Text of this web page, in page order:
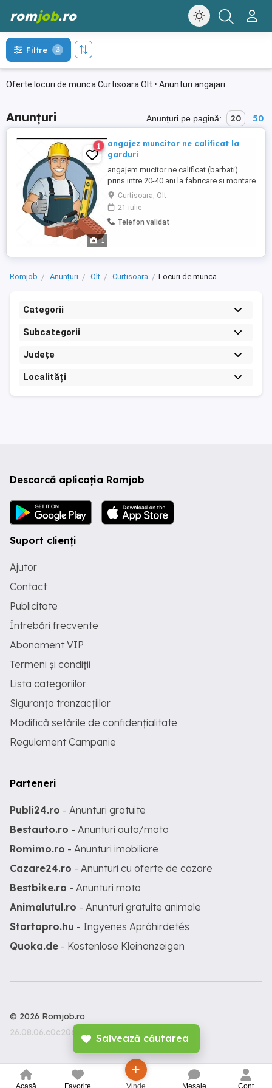
romjob.ro
Salvează căutarea
Acasă Favorite Vinde Mesaje Cont
Oferte locuri de munca Curtisoara Olt • Anunturi angajari
Filtre 3
Anunțuri Anunțuri pe pagină: 20 50
1
1
angajez muncitor ne calificat la
garduri
angajem mucitor ne calificat (barbati)
prins intre 20-40 ani la fabricare si montare
garduri din placi de beton cu contract pe
termen lung detali la telefon
Curtisoara, Olt
21 iulie
Telefon validat
Romjob Anunțuri Olt Curtisoara Locuri de munca
Categorii
Subcategorii
Județe
Localități
Descarcă aplicația Romjob
Suport clienți
Ajutor
Contact
Publicitate
Întrebări frecvente
Abonament VIP
Termeni și condiții
Lista categoriilor
Siguranța tranzacțiilor
Modifică setările de confidențialitate
Regulament Campanie
Parteneri
Publi24.ro - Anunturi gratuite
Bestauto.ro - Anunturi auto/moto
Romimo.ro - Anunturi imobiliare
Cazare24.ro - Anunturi cu oferte de cazare
Bestbike.ro - Anunturi moto
Animalutul.ro - Anunturi gratuite animale
Startapro.hu - Ingyenes Apróhirdetés
Quoka.de - Kostenlose Kleinanzeigen
© 2026 Romjob.ro
26.08.06.c0c206c